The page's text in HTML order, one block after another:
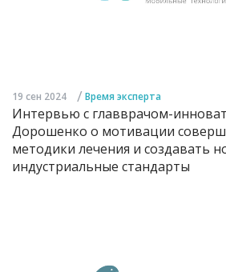
19 сен 2024 / Время эксперта
Интервью с главврачом-
Дорошенко о мотивации
методики лечения и создавать
индустриальные стандарты